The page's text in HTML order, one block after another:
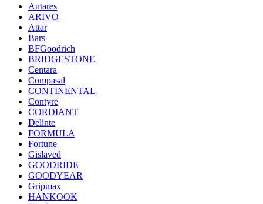
Antares
ARIVO
Attar
Bars
BFGoodrich
BRIDGESTONE
Centara
Compasal
CONTINENTAL
Contyre
CORDIANT
Delinte
FORMULA
Fortune
Gislaved
GOODRIDE
GOODYEAR
Gripmax
HANKOOK